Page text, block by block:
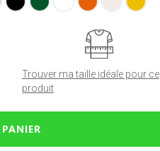
Trouver ma taille idéale pour ce
produit